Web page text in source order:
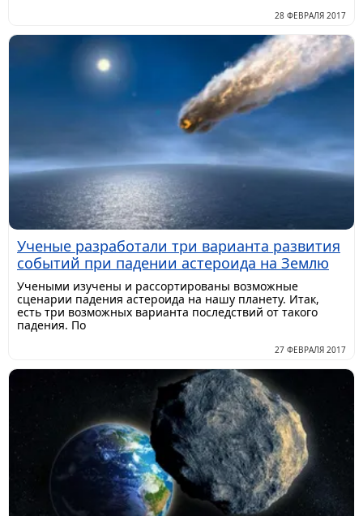
28 ФЕВРАЛЯ 2017
Ученые разработали три варианта развития
событий при падении астероида на Землю
Учеными изучены и рассортированы возможные
сценарии падения астероида на нашу планету. Итак,
есть три возможных варианта последствий от такого
падения. По
27 ФЕВРАЛЯ 2017